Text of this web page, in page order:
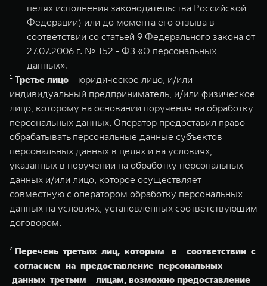
целях исполнения законодательства Российской
Федерации) или до момента его отзыва в
соответствии со статьей 9 Федерального закона от
27.07.2006 г. № 152 - ФЗ «О персональных
данных».
¹ Третье лицо – юридическое лицо, и/или
индивидуальный предприниматель, и/или физическое
лицо, которому на основании поручения на обработку
персональных данных, Оператор предоставил право
обрабатывать персональные данные субъектов
персональных данных в целях и на условиях,
указанных в поручении на обработку персональных
данных и/или лицо, которое осуществляет
совместную с оператором обработку персональных
данных на условиях, установленных соответствующим
договором.
² Перечень третьих лиц, которым в соответствии с
согласием на предоставление персональных
данных третьим лицам, возможно предоставление